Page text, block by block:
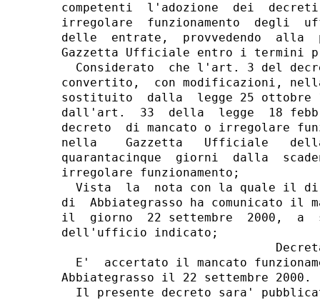
competenti  l'adozione  dei
irregolare  funzionamento  degli
delle  entrate,  provvedendo  alla
Gazzetta Ufficiale entro i termini
Considerato  che l'art. 3 del
convertito,  con modificazioni,
sostituito  dalla  legge 25 ottobre
dall'art.  33  della  legge  18
decreto  di mancato o irregolare
nella    Gazzetta   Ufficiale
quarantacinque  giorni  dalla
irregolare funzionamento;
Vista  la  nota con la quale il
di  Abbiategrasso ha comunicato il
il  giorno  22 settembre  2000,
dell'ufficio indicato;
E'  accertato il mancato
Abbiategrasso il 22 settembre 2000.
Il presente decreto sara'